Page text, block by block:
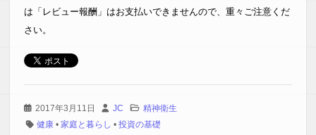
は「レビュー報酬」はお支払いできませんので、重々ご注意くだ
さい。
2017年3月11日 JC
精神衛生
健康 • 家庭と暮らし • 投資の基礎